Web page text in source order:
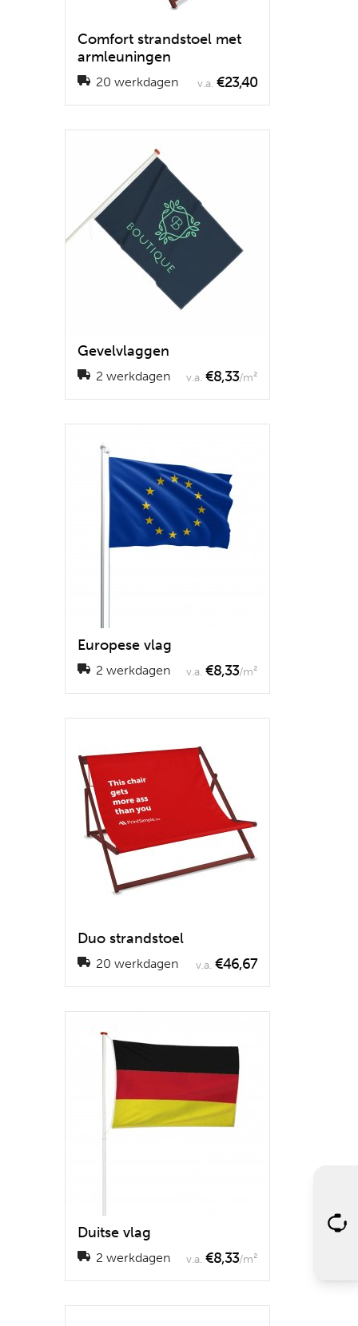
Comfort strandstoel met
armleuningen
20 werkdagen v.a. €23,40
Gevelvlaggen
2 werkdagen v.a. €8,33/m²
Europese vlag
2 werkdagen v.a. €8,33/m²
Duo strandstoel
20 werkdagen v.a. €46,67
Duitse vlag
2 werkdagen v.a. €8,33/m²